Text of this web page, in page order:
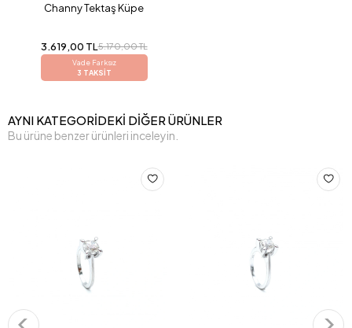
Channy Tektaş Küpe
3.619,00 TL5.170,00 TL
Vade Farksız
3 TAKSİT
AYNI KATEGORİDEKİ DİĞER ÜRÜNLER
Bu ürüne benzer ürünleri inceleyin.